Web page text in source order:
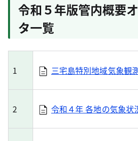
令和５年版管内概要
タ一覧
1 三宅島特別地域気象観
2 令和４年 各地の気象状